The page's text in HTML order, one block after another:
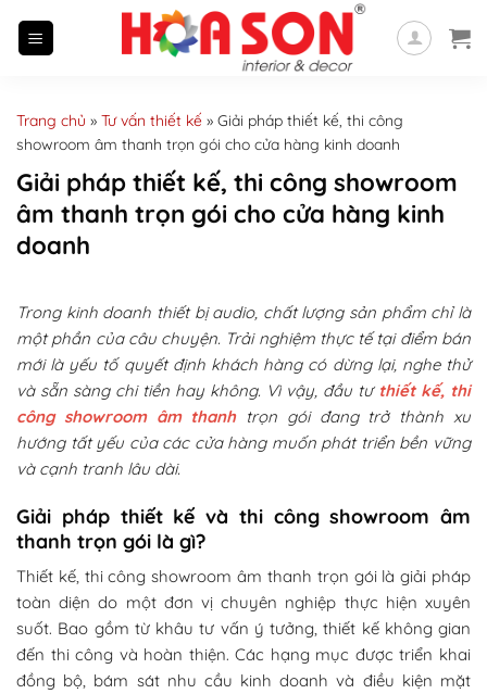
Trang chủ » Tư vấn thiết kế » Giải pháp thiết kế, thi công
showroom âm thanh trọn gói cho cửa hàng kinh doanh
Giải pháp thiết kế, thi công showroom
âm thanh trọn gói cho cửa hàng kinh
doanh
Trong kinh doanh thiết bị audio, chất lượng sản phẩm chỉ là
một phần của câu chuyện. Trải nghiệm thực tế tại điểm bán
mới là yếu tố quyết định khách hàng có dừng lại, nghe thử
và sẵn sàng chi tiền hay không. Vì vậy, đầu tư thiết kế, thi
công showroom âm thanhtrọn gói đang trở thành xu
hướng tất yếu của các cửa hàng muốn phát triển bền vững
và cạnh tranh lâu dài.
Giải pháp thiết kế và thi công showroom âm
thanh trọn gói là gì?
Thiết kế, thi công showroom âm thanh trọn gói là giải pháp
toàn diện do một đơn vị chuyên nghiệp thực hiện xuyên
suốt. Bao gồm từ khâu tư vấn ý tưởng, thiết kế không gian
đến thi công và hoàn thiện. Các hạng mục được triển khai
đồng bộ, bám sát nhu cầu kinh doanh và điều kiện mặt